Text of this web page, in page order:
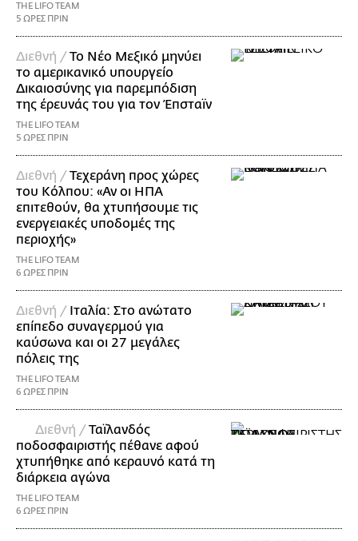
THE LIFO TEAM
5 ΩΡΕΣ ΠΡΙΝ
Διεθνή / Το Νέο Μεξικό μηνύει
το αμερικανικό υπουργείο
Δικαιοσύνης για παρεμπόδιση
της έρευνάς του για τον Έπσταϊν
THE LIFO TEAM
5 ΩΡΕΣ ΠΡΙΝ
Διεθνή / Τεχεράνη προς χώρες
του Κόλπου: «Αν οι ΗΠΑ
επιτεθούν, θα χτυπήσουμε τις
ενεργειακές υποδομές της
περιοχής»
THE LIFO TEAM
6 ΩΡΕΣ ΠΡΙΝ
Διεθνή / Ιταλία: Στο ανώτατο
επίπεδο συναγερμού για
καύσωνα και οι 27 μεγάλες
πόλεις της
THE LIFO TEAM
6 ΩΡΕΣ ΠΡΙΝ
Διεθνή / Ταϊλανδός
ποδοσφαιριστής πέθανε αφού
χτυπήθηκε από κεραυνό κατά τη
διάρκεια αγώνα
THE LIFO TEAM
6 ΩΡΕΣ ΠΡΙΝ